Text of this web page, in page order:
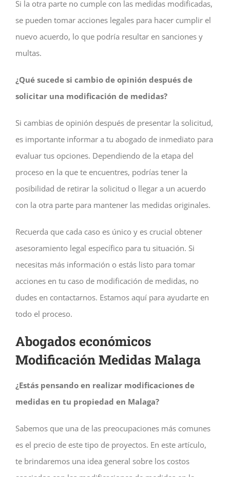
Si la otra parte no cumple con las medidas modificadas,
se pueden tomar acciones legales para hacer cumplir el
nuevo acuerdo, lo que podría resultar en sanciones y
multas.
¿Qué sucede si cambio de opinión después de
solicitar una modificación de medidas?
Si cambias de opinión después de presentar la solicitud,
es importante informar a tu abogado de inmediato para
evaluar tus opciones. Dependiendo de la etapa del
proceso en la que te encuentres, podrías tener la
posibilidad de retirar la solicitud o llegar a un acuerdo
con la otra parte para mantener las medidas originales.
Recuerda que cada caso es único y es crucial obtener
asesoramiento legal específico para tu situación. Si
necesitas más información o estás listo para tomar
acciones en tu caso de modificación de medidas, no
dudes en contactarnos. Estamos aquí para ayudarte en
todo el proceso.
Abogados económicos
Modificación Medidas Malaga
¿Estás pensando en realizar modificaciones de
medidas en tu propiedad en Malaga?
Sabemos que una de las preocupaciones más comunes
es el precio de este tipo de proyectos. En este artículo,
te brindaremos una idea general sobre los costos